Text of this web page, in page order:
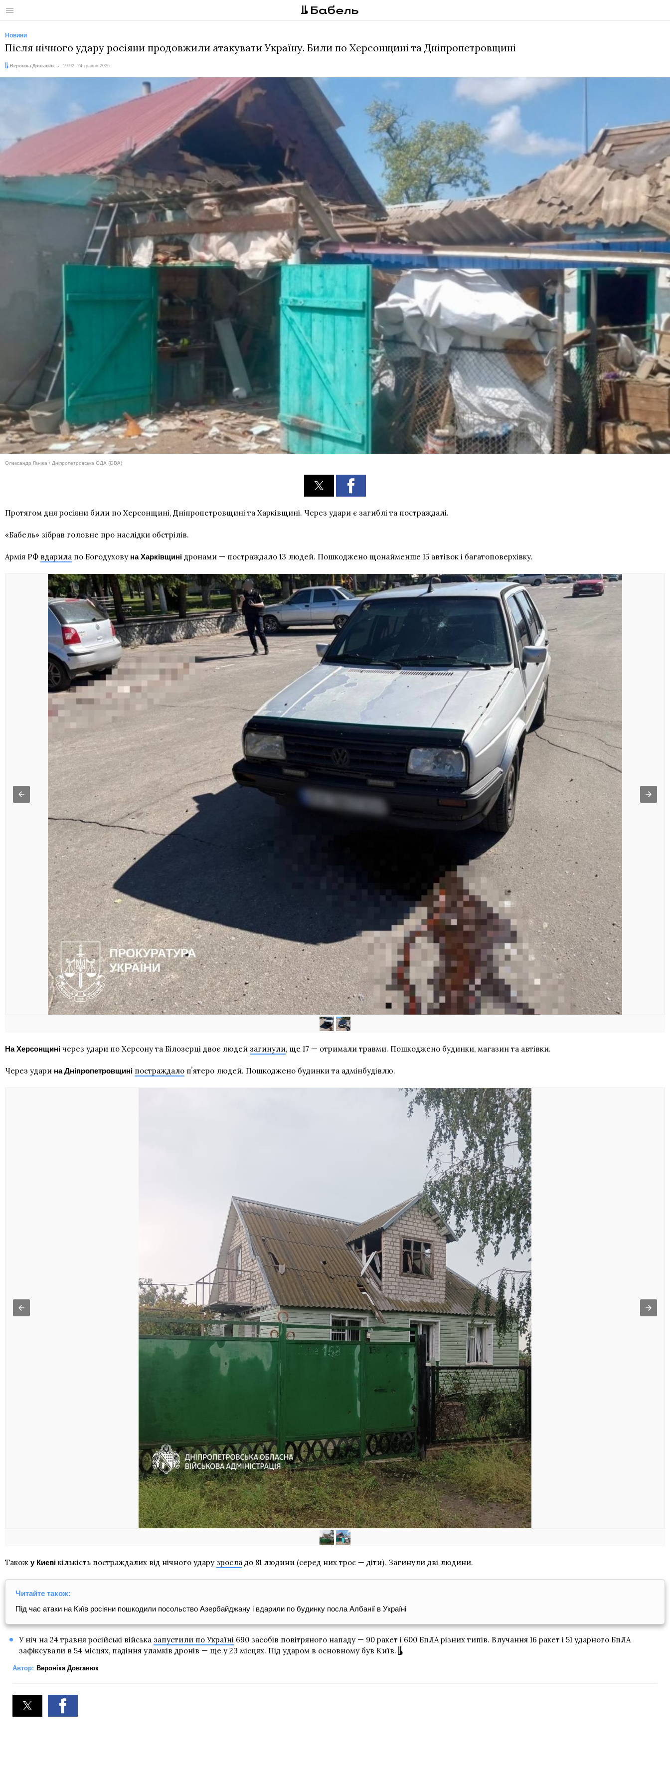
Меню
Новини
Після нічного удару росіяни продовжили атакувати Україну. Били по Херсонщині та Дніпропетровщині
Автор:
Вероніка Довганюк
Дата: 19:02, 24 травня 2026
Олександр Ганжа / Дніпропетровська ОДА (ОВА)
Протягом дня росіяни били по Херсонщині, Дніпропетровщині та Харківщині. Через удари є загиблі та постраждалі.
«Бабель» зібрав головне про наслідки обстрілів.
Армія РФ вдарила по Богодухову на Харківщині дронами — постраждало 13 людей. Пошкоджено щонайменше 15 автівок і багатоповерхівку.
На Херсонщині через удари по Херсону та Білозерці двоє людей загинули, ще 17 — отримали травми. Пошкоджено будинки, магазин та автівки.
Через удари на Дніпропетровщині постраждало пʼятеро людей. Пошкоджено будинки та адмінбудівлю.
Також у Києві кількість постраждалих від нічного удару зросла до 81 людини (серед них троє — діти). Загинули дві людини.
Читайте також:
Під час атаки на Київ росіяни пошкодили посольство Азербайджану і вдарили по будинку посла Албанії в Україні
У ніч на 24 травня російські війська запустили по Україні 690 засобів повітряного нападу — 90 ракет і 600 БпЛА різних типів. Влучання 16 ракет і 51 ударного БпЛА
зафіксували в 54 місцях, падіння уламків дронів — ще у 23 місцях. Під ударом в основному був Київ.
Автор: Вероніка Довганюк